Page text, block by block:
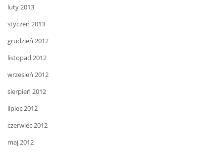
luty 2013
styczeń 2013
grudzień 2012
listopad 2012
wrzesień 2012
sierpień 2012
lipiec 2012
czerwiec 2012
maj 2012